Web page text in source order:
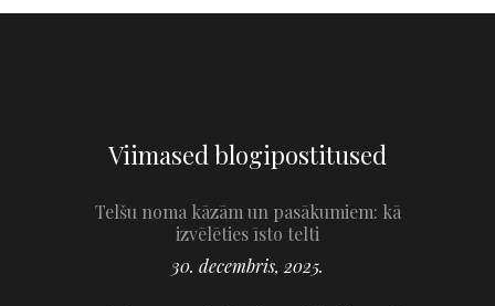
Viimased blogipostitused
Telšu noma kāzām un pasākumiem: kā
izvēlēties īsto telti
30. decembris, 2025.